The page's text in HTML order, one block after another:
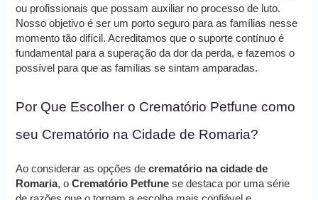
ou profissionais que possam auxiliar no processo de luto.
Nosso objetivo é ser um porto seguro para as famílias nesse
momento tão difícil. Acreditamos que o suporte contínuo é
fundamental para a superação da dor da perda, e fazemos o
possível para que as famílias se sintam amparadas.
Por Que Escolher o Crematório Petfune como
seu Crematório na Cidade de Romaria?
Ao considerar as opções decrematório na cidade de
Romaria, oCrematório Petfune se destaca por uma série